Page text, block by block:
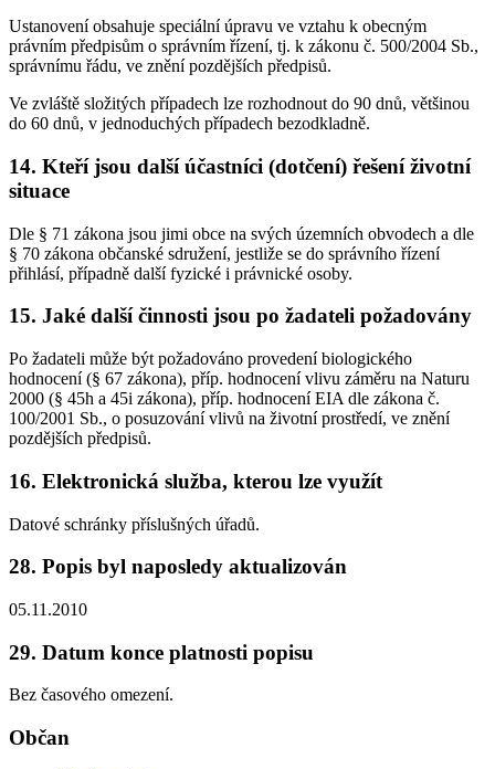
Ustanovení obsahuje speciální úpravu ve vztahu k obecným
právním předpisům o správním řízení, tj. k zákonu č. 500/2004 Sb.,
správnímu řádu, ve znění pozdějších předpisů.
Ve zvláště složitých případech lze rozhodnout do 90 dnů, většinou
do 60 dnů, v jednoduchých případech bezodkladně.
14. Kteří jsou další účastníci (dotčení) řešení životní
situace
Dle § 71 zákona jsou jimi obce na svých územních obvodech a dle
§ 70 zákona občanské sdružení, jestliže se do správního řízení
přihlásí, případně další fyzické i právnické osoby.
15. Jaké další činnosti jsou po žadateli požadovány
Po žadateli může být požadováno provedení biologického
hodnocení (§ 67 zákona), příp. hodnocení vlivu záměru na Naturu
2000 (§ 45h a 45i zákona), příp. hodnocení EIA dle zákona č.
100/2001 Sb., o posuzování vlivů na životní prostředí, ve znění
pozdějších předpisů.
16. Elektronická služba, kterou lze využít
Datové schránky příslušných úřadů.
28. Popis byl naposledy aktualizován
05.11.2010
29. Datum konce platnosti popisu
Bez časového omezení.
Občan